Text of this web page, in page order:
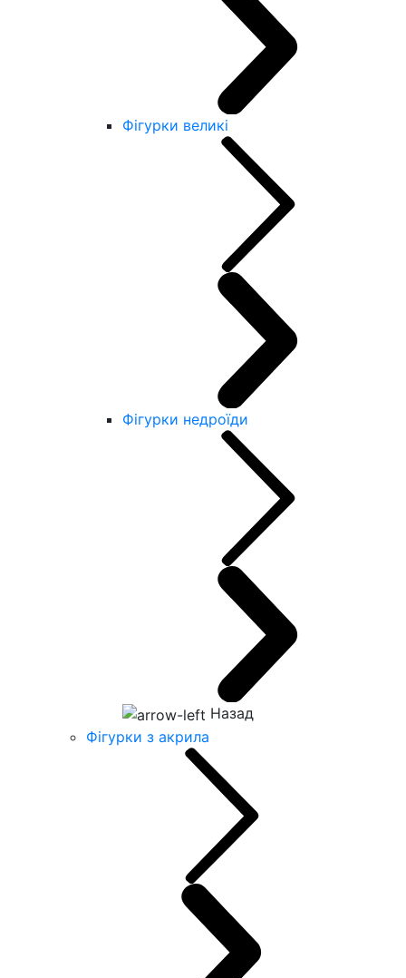
Фігурки великі
Фігурки недроїди
Назад
Фігурки з акрила